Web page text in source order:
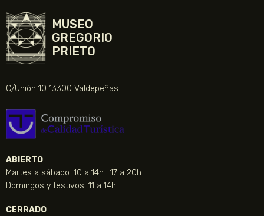
MUSEO
GREGORIO
PRIETO
C/Unión 10 13300 Valdepeñas
ABIERTO
Martes a sábado: 10 a 14h | 17 a 20h
Domingos y festivos: 11 a 14h
CERRADO